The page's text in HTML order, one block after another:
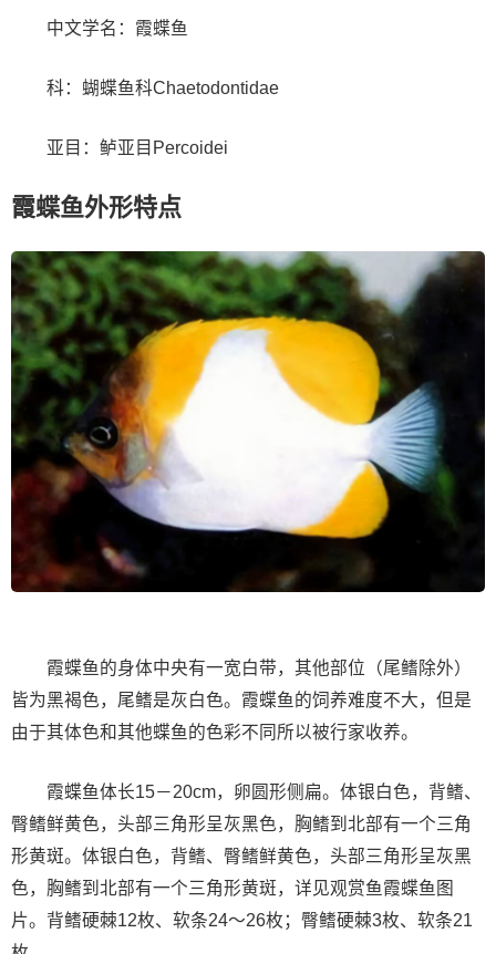
中文学名：霞蝶鱼
科：蝴蝶鱼科Chaetodontidae
亚目：鲈亚目Percoidei
霞蝶鱼外形特点
霞蝶鱼的身体中央有一宽白带，其他部位（尾鳍除外）
皆为黑褐色，尾鳍是灰白色。霞蝶鱼的饲养难度不大，但是
由于其体色和其他蝶鱼的色彩不同所以被行家收养。
霞蝶鱼体长15－20cm，卵圆形侧扁。体银白色，背鳍、
臀鳍鲜黄色，头部三角形呈灰黑色，胸鳍到北部有一个三角
形黄斑。体银白色，背鳍、臀鳍鲜黄色，头部三角形呈灰黑
色，胸鳍到北部有一个三角形黄斑，详见观赏鱼霞蝶鱼图
片。背鳍硬棘12枚、软条24～26枚；臀鳍硬棘3枚、软条21